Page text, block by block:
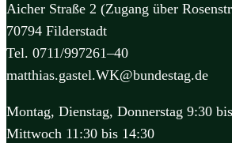
Aicher Straße 2 (Zugang über
70794 Filderstadt
Tel. 0711/997261–40
matthias.gastel.WK@bundestag.de
Montag, Dienstag, Donnerstag 9:30
Mittwoch 11:30 bis 14:30